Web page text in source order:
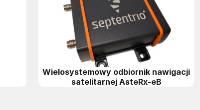
Wielosystemowy odbiornik nawigacji
satelitarnej AsteRx-eB